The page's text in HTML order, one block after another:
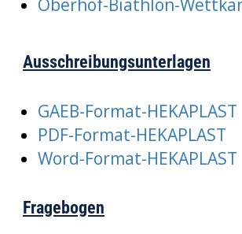
Oberhof-Biathlon-
Ausschreibungsunterlagen
GAEB-Format-HEKAPLAST
PDF-Format-HEKAPLAST
Word-Format-HEKAPLAST
Fragebogen